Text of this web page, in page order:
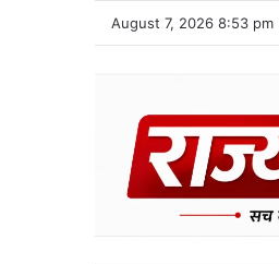
August 7, 2026 8:53 pm